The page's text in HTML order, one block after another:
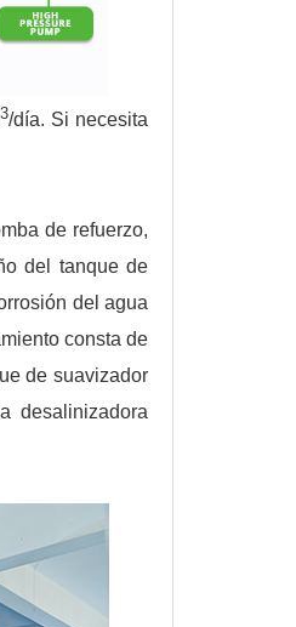
3/día. Si necesita
de refuerzo,
del tanque de
del agua
consta de
de suavizador
desalinizadora